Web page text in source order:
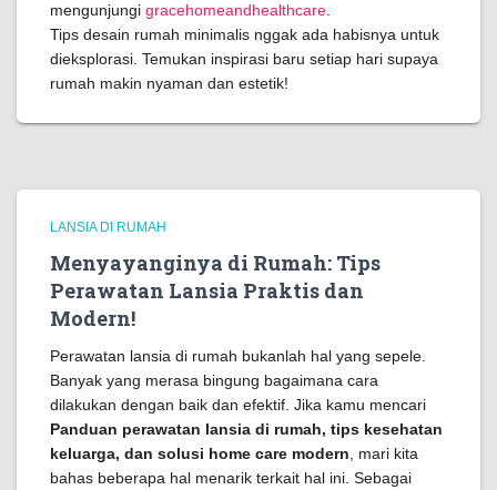
mengunjungi gracehomeandhealthcare
Tips desain rumah minimalis nggak ada habisnya untuk
dieksplorasi. Temukan inspirasi baru setiap hari supaya
rumah makin nyaman dan estetik!
LANSIA DI RUMAH
Menyayanginya di Rumah: Tips
Perawatan Lansia Praktis dan
Modern!
Perawatan lansia di rumah bukanlah hal yang sepele.
Banyak yang merasa bingung bagaimana cara
dilakukan dengan baik dan efektif. Jika kamu mencari
Panduan perawatan lansia di rumah, tips kesehatan
keluarga, dan solusi home care modern , mari kita
bahas beberapa hal menarik terkait hal ini. Sebagai